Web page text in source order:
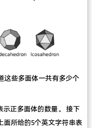
这些多面体一共有多少个
正多面体的数量。 接下
面所给的5个英文字符串表